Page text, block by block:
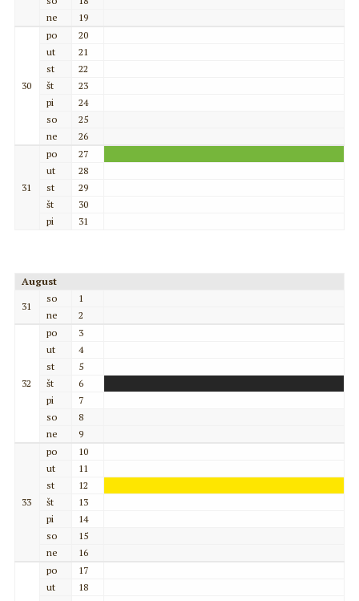
ne
19
30
po
20
ut
21
st
22
št
23
pi
24
so
25
ne
26
31
po
27
ut
28
st
29
št
30
pi
31
August
31
so
1
ne
2
32
po
3
ut
4
st
5
št
6
pi
7
so
8
ne
9
33
po
10
ut
11
st
12
št
13
pi
14
so
15
ne
16
po
17
ut
18